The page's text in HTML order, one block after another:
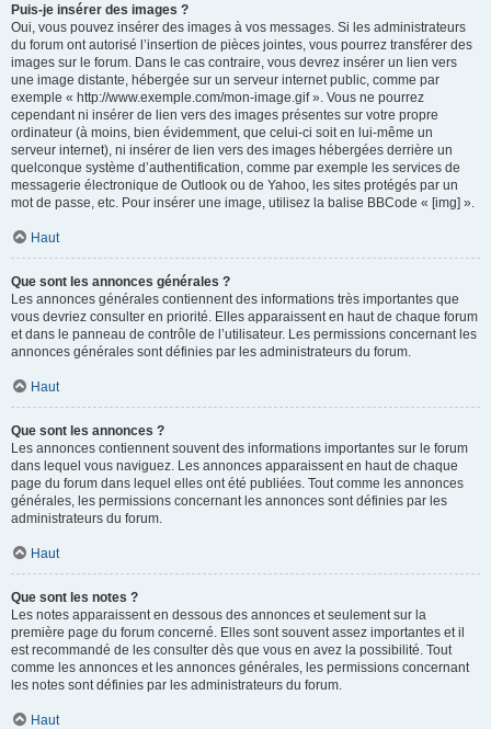
Puis-je insérer des images ?
Oui, vous pouvez insérer des images à vos messages. Si les administrateurs
du forum ont autorisé l’insertion de pièces jointes, vous pourrez transférer des
images sur le forum. Dans le cas contraire, vous devrez insérer un lien vers
une image distante, hébergée sur un serveur internet public, comme par
exemple « http://www.exemple.com/mon-image.gif ». Vous ne pourrez
cependant ni insérer de lien vers des images présentes sur votre propre
ordinateur (à moins, bien évidemment, que celui-ci soit en lui-même un
serveur internet), ni insérer de lien vers des images hébergées derrière un
quelconque système d’authentification, comme par exemple les services de
messagerie électronique de Outlook ou de Yahoo, les sites protégés par un
mot de passe, etc. Pour insérer une image, utilisez la balise BBCode « [img] ».
Haut
Que sont les annonces générales ?
Les annonces générales contiennent des informations très importantes que
vous devriez consulter en priorité. Elles apparaissent en haut de chaque forum
et dans le panneau de contrôle de l’utilisateur. Les permissions concernant les
annonces générales sont définies par les administrateurs du forum.
Haut
Que sont les annonces ?
Les annonces contiennent souvent des informations importantes sur le forum
dans lequel vous naviguez. Les annonces apparaissent en haut de chaque
page du forum dans lequel elles ont été publiées. Tout comme les annonces
générales, les permissions concernant les annonces sont définies par les
administrateurs du forum.
Haut
Que sont les notes ?
Les notes apparaissent en dessous des annonces et seulement sur la
première page du forum concerné. Elles sont souvent assez importantes et il
est recommandé de les consulter dès que vous en avez la possibilité. Tout
comme les annonces et les annonces générales, les permissions concernant
les notes sont définies par les administrateurs du forum.
Haut